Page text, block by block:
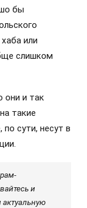
бы
или
слишком
они и так
такие
сути, несут в
и